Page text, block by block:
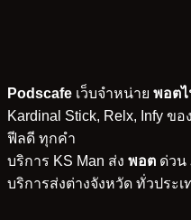
Podscafe เว็บจำหน่าย พอต
Kardinal Stick, Relx, Infy ข
ฟีลดี ทุกคำ
บริการ KS Man ส่ง พอต ด่วน
บริการส่งต่างจังหวัด ทั่วประเ